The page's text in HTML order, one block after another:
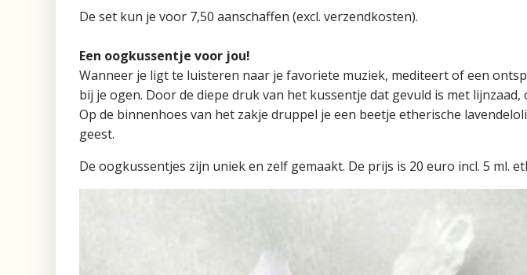
De set kun je voor 7,50 aanschaffen (excl. verzendkosten).
Een oogkussentje voor jou!
Wanneer je ligt te luisteren naar je favoriete muziek, mediteert of een
bij je ogen. Door de diepe druk van het kussentje dat gevuld is met
Op de binnenhoes van het zakje druppel je een beetje etherische
geest.
De oogkussentjes zijn uniek en zelf gemaakt. De prijs is 20 euro incl. 5 ml.